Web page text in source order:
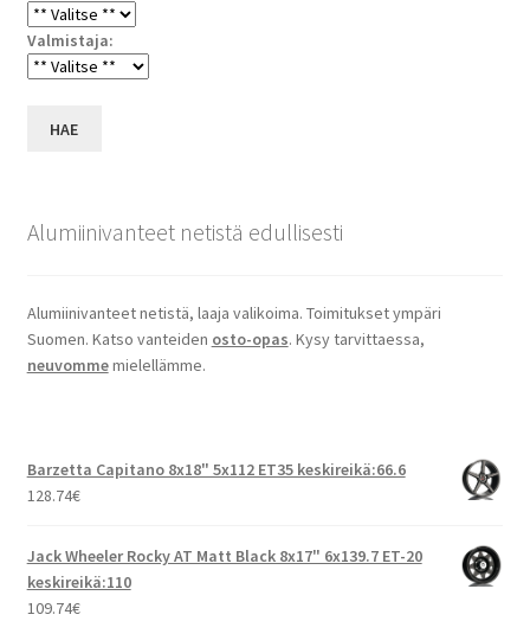
Valmistaja:
HAE
Alumiinivanteet netistä edullisesti
Alumiinivanteet netistä, laaja valikoima. Toimitukset ympäri
Suomen. Katso vanteiden osto-opas. Kysy tarvittaessa,
neuvommemielellämme.
Barzetta Capitano 8x18" 5x112 ET35 keskireikä:66.6
128.74€
Jack Wheeler Rocky AT Matt Black 8x17" 6x139.7 ET-20
keskireikä:110
109.74€